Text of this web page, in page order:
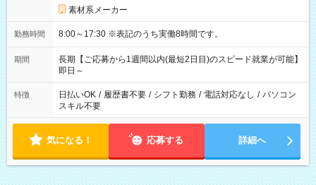
素材系メーカー
勤務時間 8:00～17:30 ※表記のうち実働8時間です。
期間
長期【ご応募から1週間以内(最短2日目)のスピード就業が可能】
即日～
特徴 日払いOK / 履歴書不要 / シフト勤務 / 電話対応なし / パソコン
スキル不要
気になる！ 応募する 詳細へ